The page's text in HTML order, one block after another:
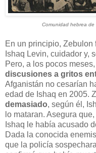
Comunidad hebrea
En un principio,
Ishaq Levin, cuidador y,
Pero, a los pocos
discusiones a gritos
Afganistán no cesarían
edad de Ishaq en 2005.
demasiado, según él,
lo mataran. Asegura
Ishaq le había acusado
Dada la conocida
que la policía